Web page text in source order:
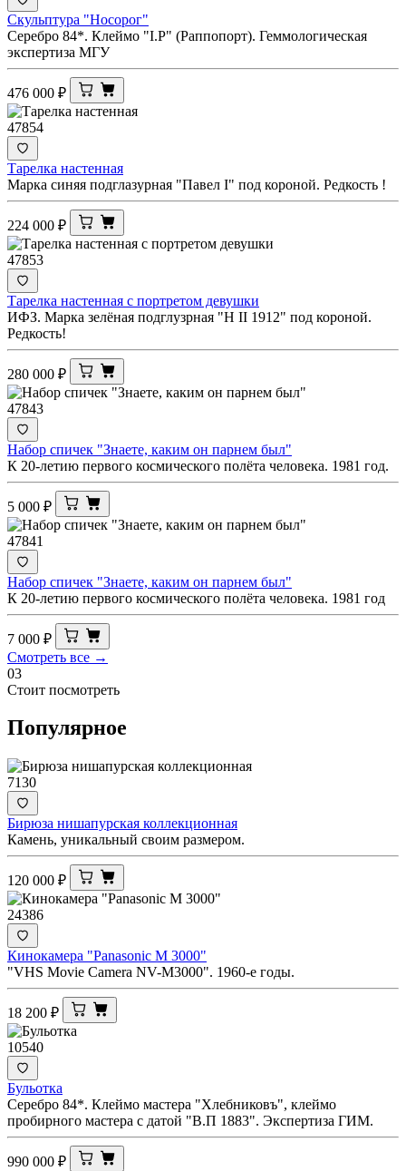
Скульптура "Носорог"
Серебро 84*. Клеймо "I.Р" (Раппопорт). Геммологическая
экспертиза МГУ
476 000 ₽
47854
Тарелка настенная
Марка синяя подглазурная "Павел I" под короной. Редкость !
224 000 ₽
47853
Тарелка настенная с портретом девушки
ИФЗ. Марка зелёная подглузрная "Н II 1912" под короной.
Редкость!
280 000 ₽
47843
Набор спичек "Знаете, каким он парнем был"
К 20-летию первого космического полёта человека. 1981 год.
5 000 ₽
47841
Набор спичек "Знаете, каким он парнем был"
К 20-летию первого космического полёта человека. 1981 год
7 000 ₽
Смотреть все →
03
Стоит посмотреть
Популярное
7130
Бирюза нишапурская коллекционная
Камень, уникальный своим размером.
120 000 ₽
24386
Кинокамера "Panasonic M 3000"
"VHS Movie Camera NV-M3000". 1960-е годы.
18 200 ₽
10540
Бульотка
Серебро 84*. Клеймо мастера "Хлебниковъ", клеймо
пробирного мастера с датой "В.П 1883". Экспертиза ГИМ.
990 000 ₽